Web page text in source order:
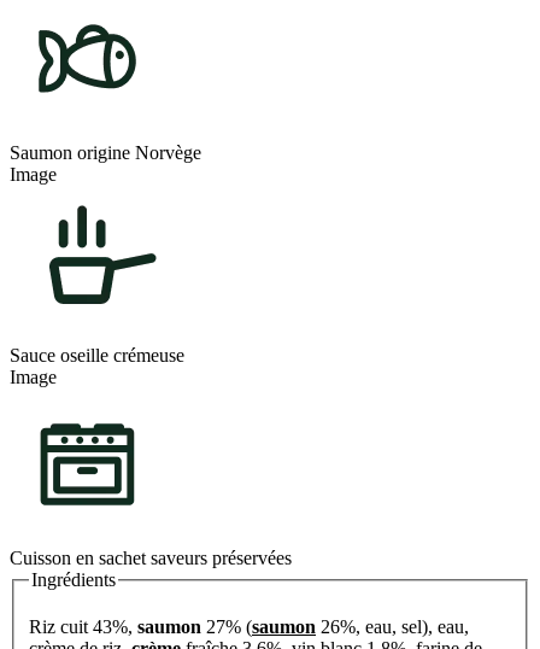
Saumon origine Norvège
Image
Sauce oseille crémeuse
Image
Cuisson en sachet saveurs préservées
Ingrédients
Riz cuit 43%, saumon 27% (saumon 26%, eau, sel), eau,